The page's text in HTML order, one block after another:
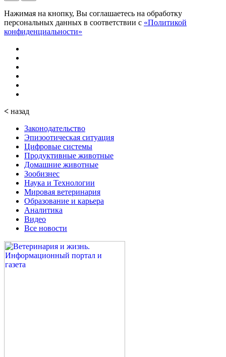
Нажимая на кнопку, Вы соглашаетесь на обработку
персональных данных в соответствии с «Политикой
конфиденциальности»
< назад
Законодательство
Эпизоотическая ситуация
Цифровые системы
Продуктивные животные
Домашние животные
Зообизнес
Наука и Технологии
Мировая ветеринария
Образование и карьера
Аналитика
Видео
Все новости